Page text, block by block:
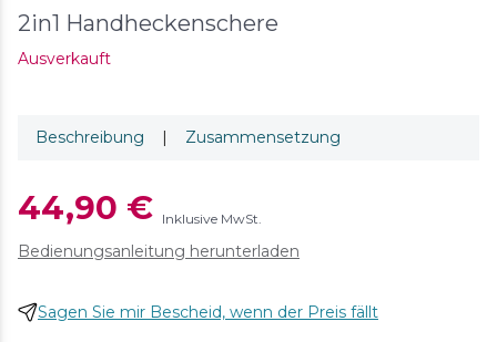
2in1 Handheckenschere
Ausverkauft
Beschreibung | Zusammensetzung
44,90 € Inklusive MwSt.
Bedienungsanleitung herunterladen
Sagen Sie mir Bescheid, wenn der Preis fällt